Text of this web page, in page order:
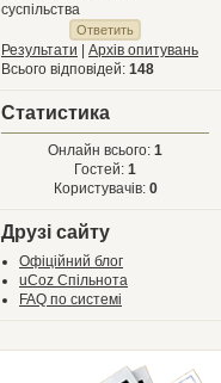
суспільства
Результати
Архів опитувань
Всього відповідей: 148
Статистика
Онлайн всього: 1
Гостей: 1
Користувачів: 0
Друзі сайту
Офіційний блог
uCoz Спільнота
FAQ по системі